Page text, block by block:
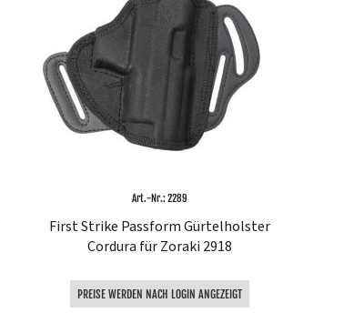
Art.-Nr.: 2289
First Strike Passform Gürtelholster
Cordura für Zoraki 2918
PREISE WERDEN NACH LOGIN ANGEZEIGT